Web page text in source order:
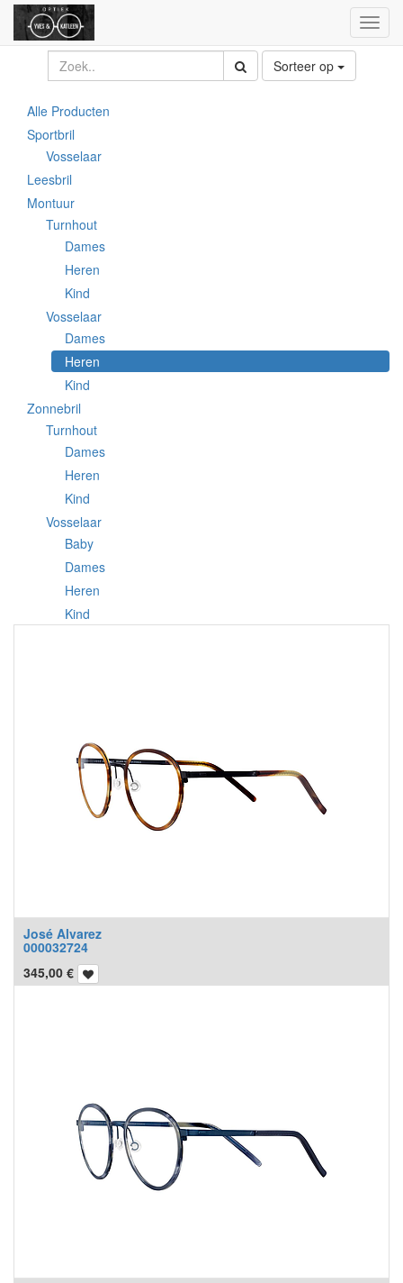
Sorteer op
Alle Producten
Sportbril
Vosselaar
Leesbril
Montuur
Turnhout
Dames
Heren
Kind
Vosselaar
Dames
Heren
Kind
Zonnebril
Turnhout
Dames
Heren
Kind
Vosselaar
Baby
Dames
Heren
Kind
José Alvarez
000032724
345,00 €